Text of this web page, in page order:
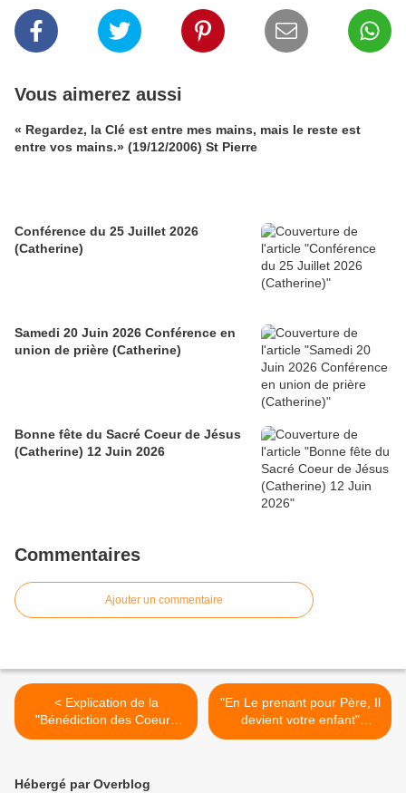
Vous aimerez aussi
« Regardez, la Clé est entre mes mains, mais le reste est
entre vos mains.» (19/12/2006) St Pierre
Conférence du 25 Juillet 2026
(Catherine)
Samedi 20 Juin 2026 Conférence en
union de prière (Catherine)
Bonne fête du Sacré Coeur de Jésus
(Catherine) 12 Juin 2026
Commentaires
Ajouter un commentaire
< Explication de la
"Bénédiction des Coeurs
Unis de Jésus et de Marie"
"En Le prenant pour Père, Il
devient votre enfant"
(19/03/2004) St Joseph >
Hébergé par Overblog